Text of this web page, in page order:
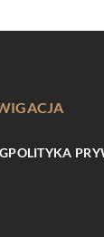
POLITYKA